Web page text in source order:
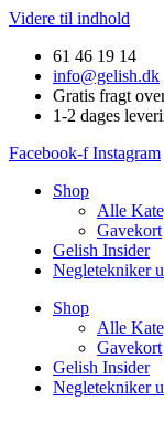
Videre til indhold
61 46 19 14
info@gelish.dk
Gratis fragt
1-2 dages
Facebook-f Instagram
Shop
Alle
Gavekort
Gelish Insider
Negletekniker
Shop
Alle
Gavekort
Gelish Insider
Negletekniker